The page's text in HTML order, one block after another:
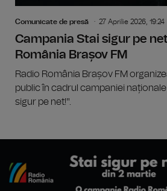
Comunicate de presă 27 Aprilie 2026, 19:24
Campania Stai sigur pe
România Brașov FM
Radio România Brașov FM
public în cadrul campaniei
sigur pe net!".